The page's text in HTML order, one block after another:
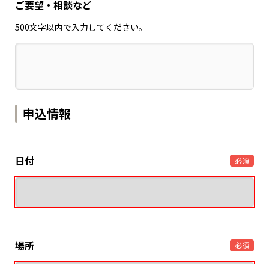
ご要望・相談など
500文字以内で入力してください。
申込情報
日付 必須
場所 必須